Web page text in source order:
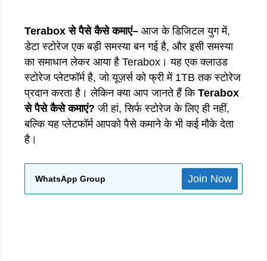
Teraboxसे पैसे कैसे कमाएं– आज के डिजिटल युग में,
डेटा स्टोरेज एक बड़ी समस्या बन गई है, और इसी समस्या
का समाधान लेकर आया है Terabox। यह एक क्लाउड
स्टोरेज प्लेटफॉर्म है, जो यूज़र्स को फ्री में 1TB तक स्टोरेज
प्रदान करता है। लेकिन क्या आप जानते हैं कि Terabox
से पैसे कैसे कमाएं? जी हां, सिर्फ स्टोरेज के लिए ही नहीं,
बल्कि यह प्लेटफॉर्म आपको पैसे कमाने के भी कई मौके देता
है।
WhatsApp Group Join Now